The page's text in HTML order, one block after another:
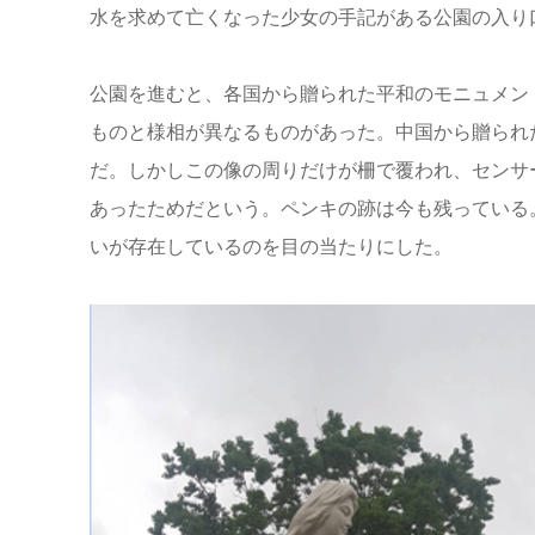
水を求めて亡くなった少女の手記がある公園の入
公園を進むと、各国から贈られた平和のモニュメ
ものと様相が異なるものがあった。中国から贈ら
だ。しかしこの像の周りだけが柵で覆われ、セン
あったためだという。ペンキの跡は今も残ってい
いが存在しているのを目の当たりにした。